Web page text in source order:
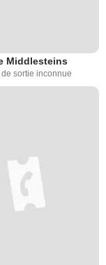
Middlesteins
de sortie inconnue